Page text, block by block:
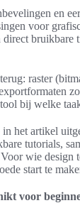
en
voor
bruikbare
raster
bij welke
het artikel
tutorials,
wie
start te
voor